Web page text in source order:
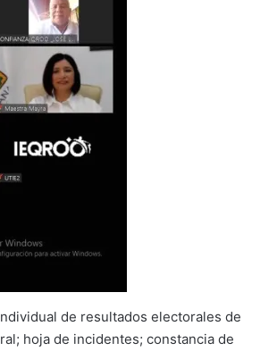
de resultados electorales de
hoja de incidentes; constancia de